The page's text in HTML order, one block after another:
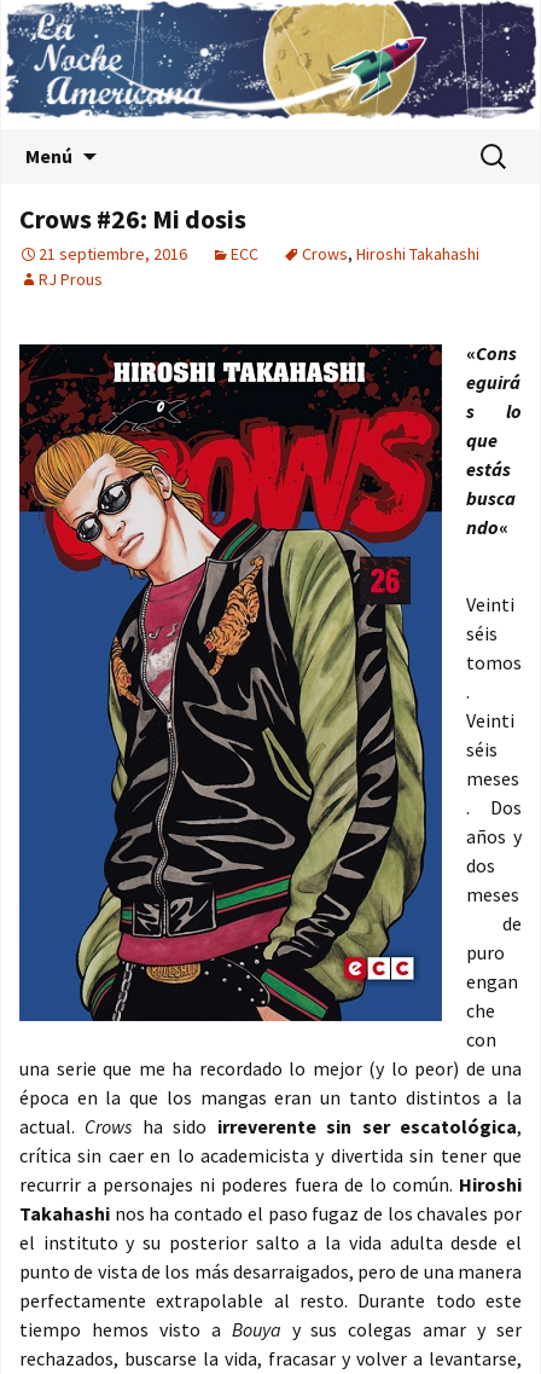
Menú Buscar:
Crows #26: Mi dosis
21 septiembre, 2016 ECC Crows, Hiroshi Takahashi
RJ Prous
«Cons
eguirá
s lo
que
estás
busca
ndo«
Veinti
séis
tomos
.
Veinti
séis
meses
. Dos
años y
dos
meses
de
puro
engan
che
con
una serie que me ha recordado lo mejor (y lo peor) de una
época en la que los mangas eran un tanto distintos a la
actual. Crows ha sido irreverente sin ser escatológica,
crítica sin caer en lo academicista y divertida sin tener que
recurrir a personajes ni poderes fuera de lo común. Hiroshi
Takahashi nos ha contado el paso fugaz de los chavales por
el instituto y su posterior salto a la vida adulta desde el
punto de vista de los más desarraigados, pero de una manera
perfectamente extrapolable al resto. Durante todo este
tiempo hemos visto a Bouya y sus colegas amar y ser
rechazados, buscarse la vida, fracasar y volver a levantarse,